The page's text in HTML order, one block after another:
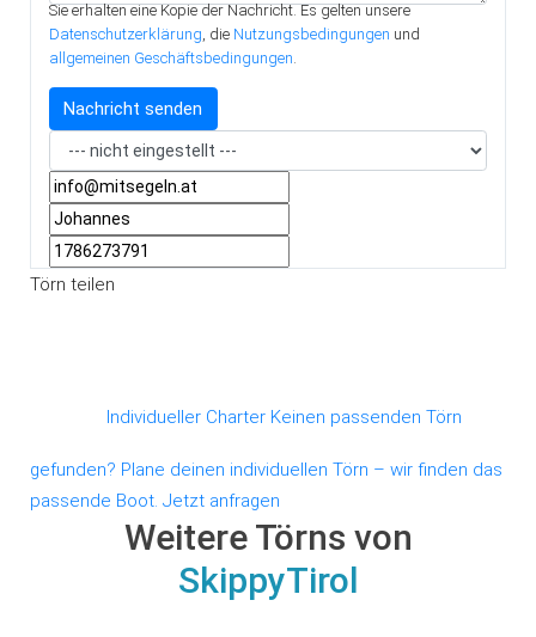
Sie erhalten eine Kopie der Nachricht. Es gelten unsere
Datenschutzerklärung, die Nutzungsbedingungen und
allgemeinen Geschäftsbedingungen.
Törn teilen
Individueller Charter Keinen passenden Törn
gefunden? Plane deinen individuellen Törn – wir finden das
passende Boot. Jetzt anfragen
Weitere Törns von
SkippyTirol